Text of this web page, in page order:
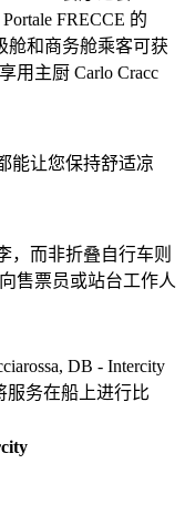
FRECCE 的
舱和商务舱乘客可获
用主厨 Carlo Cracc
能让您保持舒适凉
，而非折叠自行车则
售票员或站台工作人
DB - Intercity
服务在船上进行比